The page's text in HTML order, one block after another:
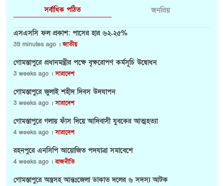
সর্বাধিক পঠিত জনপ্রিয়
এসএসসি ফল প্রকাশ: পাসের হার ৬২.২৫%
39 minutes ago ।জাতীয়
গোমস্তাপুরে প্রধানমন্ত্রীর পক্ষে বৃক্ষরোপণ কর্মসূচি উদ্বোধন
3 weeks ago ।সারাদেশ
গোমস্তাপুরে জুলাই শহীদ দিবস উদযাপন
3 weeks ago ।সারাদেশ
গোমস্তাপুরে গলায় ফাঁস দিয়ে আদিবাসী যুবকের আত্মহত্যা
4 weeks ago ।সারাদেশ
রহনপুরে এনসিপি আয়োজিত পদযাত্রা সমাবেশে
4 weeks ago ।রাজনীতি
গোমস্তাপুরে অস্ত্রসহ আন্তঃজেলা ডাকাত দলের ৬ সদস্য আটক